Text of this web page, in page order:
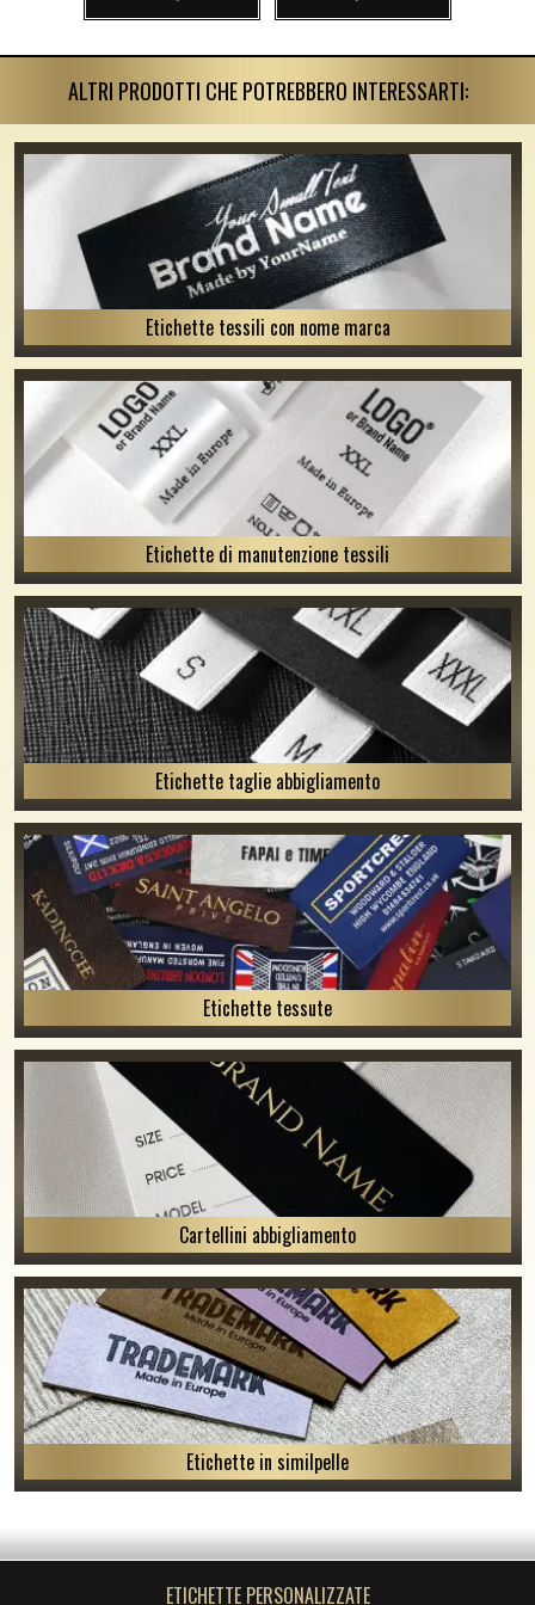
ALTRI PRODOTTI CHE POTREBBERO INTERESSARTI:
Etichette tessili con nome marca
Etichette di manutenzione tessili
Etichette taglie abbigliamento
Etichette tessute
Cartellini abbigliamento
Etichette in similpelle
ETICHETTE PERSONALIZZATE